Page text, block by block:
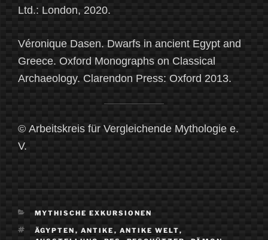
Ltd.: London, 2020.
Véronique Dasen. Dwarfs in ancient Egypt and
Greece. Oxford Monographs on Classical
Archaeology. Clarendon Press: Oxford 2013.
© Arbeitskreis für Vergleichende Mythologie e.
V.
KATEGORIEN
MYTHISCHE EXKURSIONEN
SCHLAGWÖRTER
ÄGYPTEN , ANTIKE , ANTIKE WELT,